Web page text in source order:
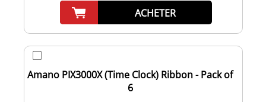
ACHETER
Amano PIX3000X (Time Clock) Ribbon - Pack of
6